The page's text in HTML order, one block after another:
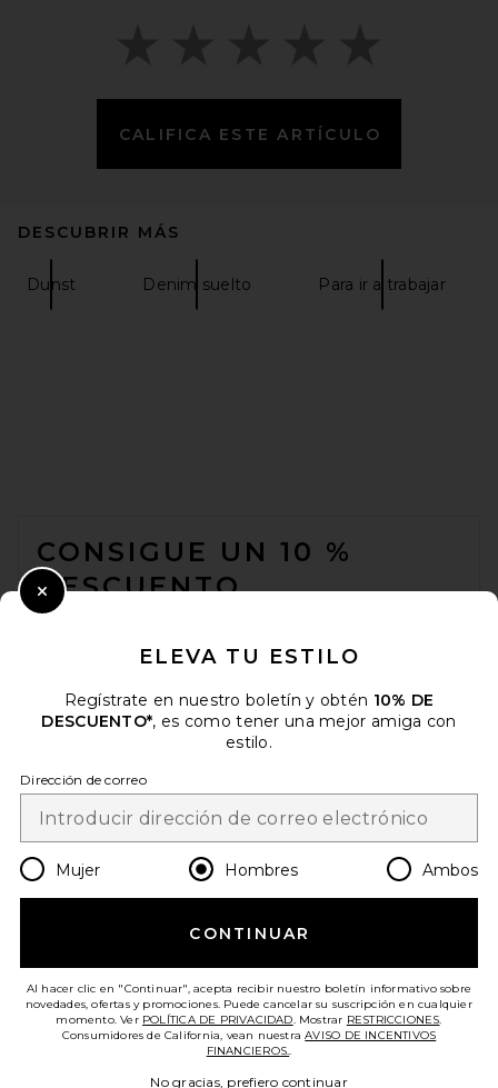
Helmut Lang Wardrobe Jean
$298
AGOLDE
$238
CALIFICA ESTE ARTÍCULO
DESCUBRIR MÁS
Dunst Denim suelto Para ir a trabajar
CONSIGUE UN 10 %
DESCUENTO
electrónico. Puede retirarse en cualquier momento.
Email Address
Change Country Regions
es USD
¡AYÚDANOS A MEJORAR!
ATENCIÓN AL CLIENTE
ELEVA TU ESTILO
Regístrate en nuestro boletín y obtén 10% DE
DESCUENTO*, es como tener una mejor amiga con
estilo.
Dirección de correo
Mujer Hombres Ambos
CONTINUAR
Al hacer clic en "Continuar", acepta recibir nuestro boletín informativo sobre
novedades, ofertas y promociones. Puede cancelar su suscripción en cualquier
momento. Ver POLÍTICA DE PRIVACIDAD. Mostrar RESTRICCIONES.
Consumidores de California, vean nuestraAVISO DE INCENTIVOS
FINANCIEROS..
No gracias, prefiero continuar
Close Modal